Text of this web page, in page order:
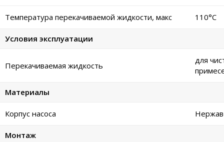
Температура перекачиваемой жидкости, макс 110°C
Условия эксплуатации
Перекачиваемая жидкость
для
Материалы
Корпус насоса
Монтаж